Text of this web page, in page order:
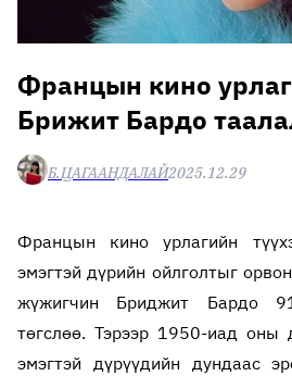
Францын кино
Брижит Бардо
Б.ЦАГААНДАЛАЙ2025.12.29
Францын кино урлагийн
эмэгтэй дүрийн ойлголтыг
жүжигчин Бриджит Бардо
төгслөө. Тэрээр 1950-иад оны
эмэгтэй дүрүүдийн дундаас